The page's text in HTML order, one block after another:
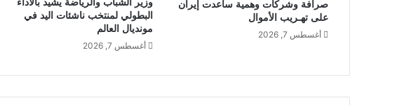
صرافة وشركات وهمية ساعدت إيران
على تهـريب الأموال
أغسطس 7, 2026
البطولي لمنتخب ناشئات اليد في
مونديال العالم
أغسطس 7, 2026